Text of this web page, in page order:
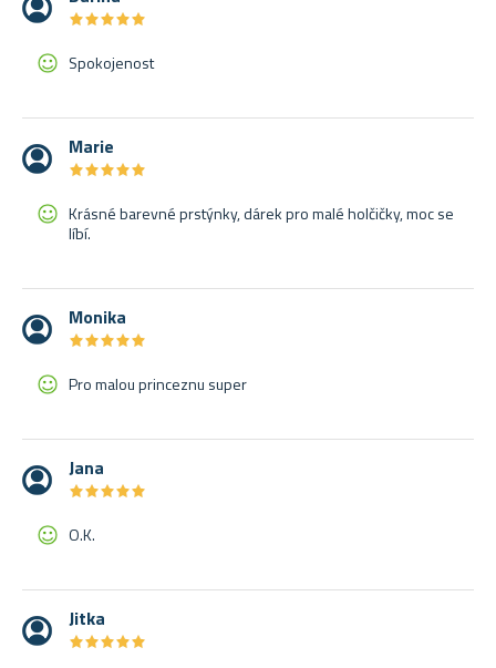
★★★★★
★★★★★
Spokojenost
Marie
★★★★★
★★★★★
Krásné barevné prstýnky, dárek pro malé holčičky, moc se
líbí.
Monika
★★★★★
★★★★★
Pro malou princeznu super
Jana
★★★★★
★★★★★
O.K.
Jitka
★★★★★
★★★★★